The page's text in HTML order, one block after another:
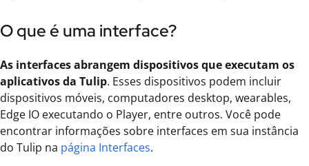
O que é uma interface?
As interfaces abrangem dispositivos que executam os
aplicativos da Tulip. Esses dispositivos podem incluir
dispositivos móveis, computadores desktop, wearables,
Edge IO executando o Player, entre outros. Você pode
encontrar informações sobre interfaces em sua instância
do Tulip na página Interfaces.